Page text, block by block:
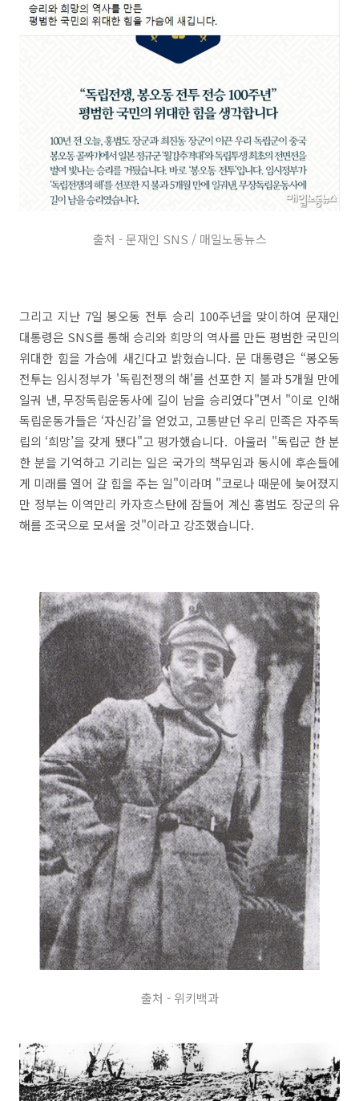
출처 - 문재인 SNS / 매일노동뉴스
그리고 지난 7일 봉오동 전투 승리 100주년을 맞이하여 문재인
대통령은 SNS를 통해 승리와 희망의 역사를 만든 평범한 국민의
위대한 힘을 가슴에 새긴다고 밝혔습니다. 문 대통령은 “봉오동
전투는 임시정부가 '독립전쟁의 해'를 선포한 지 불과 5개월 만에
일궈 낸, 무장독립운동사에 길이 남을 승리였다"면서 "이로 인해
독립운동가들은 ‘자신감’을 얻었고, 고통받던 우리 민족은 자주독
립의 ‘희망’을 갖게 됐다"고 평가했습니다. 아울러 "독립군 한 분
한 분을 기억하고 기리는 일은 국가의 책무임과 동시에 후손들에
게 미래를 열어 갈 힘을 주는 일"이라며 "코로나 때문에 늦어졌지
만 정부는 이역만리 카자흐스탄에 잠들어 계신 홍범도 장군의 유
해를 조국으로 모셔올 것"이라고 강조했습니다.
출처 - 위키백과